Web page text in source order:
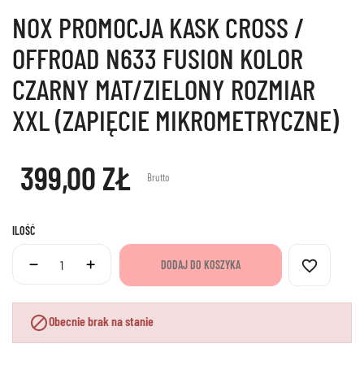
NOX PROMOCJA KASK CROSS /
OFFROAD N633 FUSION KOLOR
CZARNY MAT/ZIELONY ROZMIAR
XXL (ZAPIĘCIE MIKROMETRYCZNE)
399,00 ZŁ Brutto
ILOŚĆ
DODAJ DO KOSZYKA favorite_border
Obecnie brak na stanie